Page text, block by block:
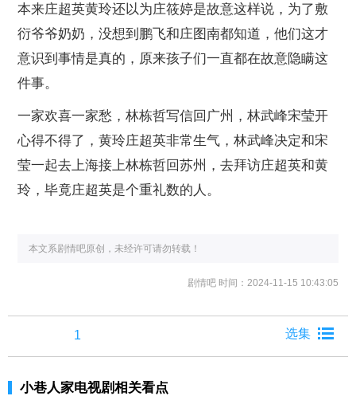
本来庄超英黄玲还以为庄筱婷是故意这样说，为了敷
衍爷爷奶奶，没想到鹏飞和庄图南都知道，他们这才
意识到事情是真的，原来孩子们一直都在故意隐瞒这
件事。
一家欢喜一家愁，林栋哲写信回广州，林武峰宋莹开
心得不得了，黄玲庄超英非常生气，林武峰决定和宋
莹一起去上海接上林栋哲回苏州，去拜访庄超英和黄
玲，毕竟庄超英是个重礼数的人。
本文系剧情吧原创，未经许可请勿转载！
剧情吧时间：2024-11-15 10:43:05
1
小巷人家电视剧相关看点